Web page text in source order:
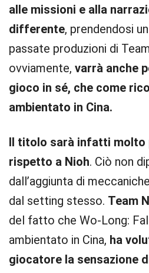
alle missioni e alla
differente, prendendosi
passate produzioni di
ovviamente, varrà anche
gioco in sé, che come
ambientato in Cina.
Il titolo sarà infatti molto
rispetto a Nioh. Ciò non
dall’aggiunta di
dal setting stesso. Team
del fatto che Wo-Long:
ambientato in Cina, ha
giocatore la sensazione